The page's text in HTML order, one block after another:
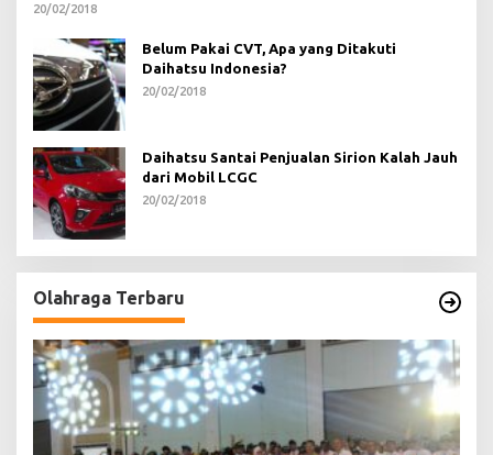
20/02/2018
Belum Pakai CVT, Apa yang Ditakuti
Daihatsu Indonesia?
20/02/2018
Daihatsu Santai Penjualan Sirion Kalah Jauh
dari Mobil LCGC
20/02/2018
Olahraga Terbaru